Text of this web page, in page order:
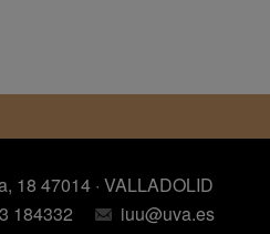
18 47014 · VALLADOLID
184332 iuu@uva.es